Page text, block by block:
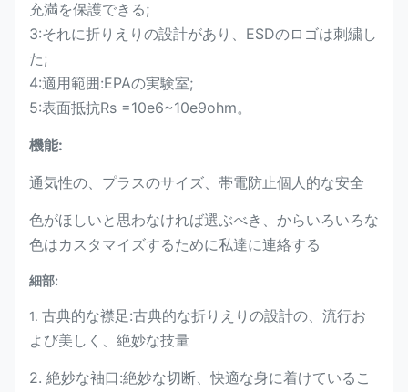
充満を保護できる;
3:それに折りえりの設計があり、ESDのロゴは刺繍し
た;
4:適用範囲:EPAの実験室;
5:表面抵抗Rs =10e6~10e9ohm。
機能:
通気性の、プラスのサイズ、帯電防止個人的な安全
色がほしいと思わなければ選ぶべき、からいろいろな
色はカスタマイズするために私達に連絡する
細部:
1. 古典的な襟足:古典的な折りえりの設計の、流行お
よび美しく、絶妙な技量
2. 絶妙な袖口:絶妙な切断、快適な身に着けているこ